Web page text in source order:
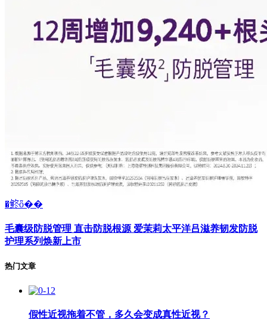
�鿴ȫ��
毛囊级防脱管理 直击防脱根源 爱茉莉太平洋吕滋养韧发防脱
护理系列焕新上市
热门文章
假性近视拖着不管，多久会变成真性近视？